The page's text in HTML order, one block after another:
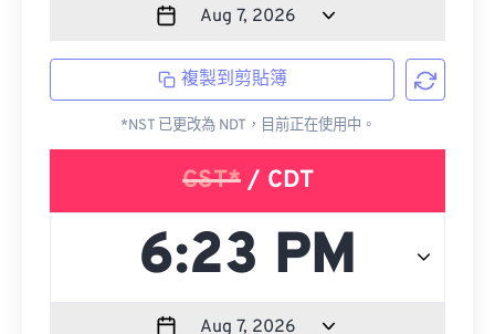
複製到剪貼簿
*NST 已更改為 NDT，目前正在使用中。
CST*/ CDT